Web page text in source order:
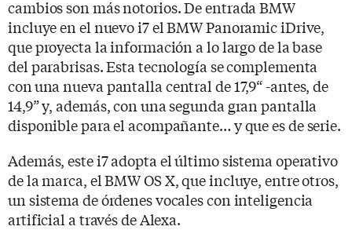
cambios son más notorios. De entrada BMW
incluye en el nuevo i7 el BMW Panoramic iDrive,
que proyecta la información a lo largo de la base
del parabrisas. Esta tecnología se complementa
conuna nueva pantalla central de 17,9“ -antes, de
14,9” y, además, con una segunda gran pantalla
disponible para el acompañante… y que es de serie.
Además, este i7 adopta el último sistema operativo
de la marca, el BMW OS X, que incluye, entre otros,
un sistema de órdenes vocales con inteligencia
artificial a través de Alexa.